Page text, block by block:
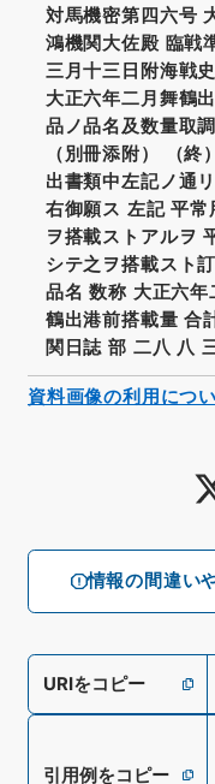
情報の間違い
対馬機密第四六号
鴻機関大佐殿 臨戦
三月十三日附海戦
大正六年二月舞鶴
品ノ品名及数量取
（別冊添附） （
出書類中左記ノ通
右御願ス 左記 平常
ヲ搭載ストアルヲ
シテ之ヲ搭載スト
品名 数称 大正六
鶴出港前搭載量 合
関日誌 部 二八 八
URIをコピー
引用例をコピー
資料画像の利用につ